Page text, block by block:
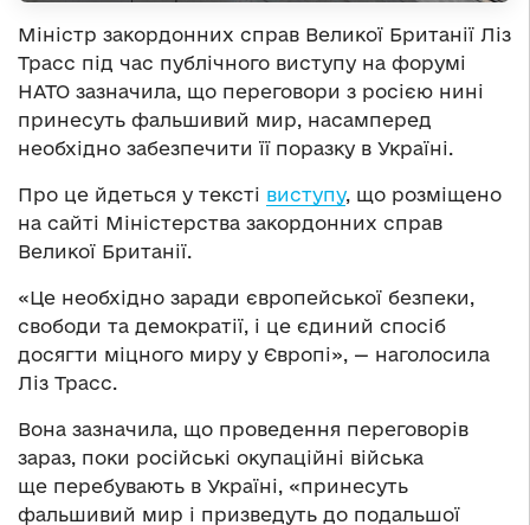
Міністр закордонних справ Великої Британії Ліз
Трасс під час публічного виступу на форумі
НАТО зазначила, що переговори з росією нині
принесуть фальшивий мир, насамперед
необхідно забезпечити її поразку в Україні.
Про це йдеться у тексті виступу, що розміщено
на сайті Міністерства закордонних справ
Великої Британії.
«Це необхідно заради європейської безпеки,
свободи та демократії, і це єдиний спосіб
досягти міцного миру у Європі», — наголосила
Ліз Трасс.
Вона зазначила, що проведення переговорів
зараз, поки російські окупаційні війська
ще перебувають в Україні, «принесуть
фальшивий мир і призведуть до подальшої